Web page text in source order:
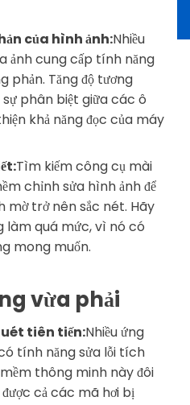
của hình ảnh:Nhiều
ảnh cung cấp tính năng
phản. Tăng độ tương
phân biệt giữa các ô
khả năng đọc của máy
Tìm kiếm công cụ mài
chỉnh sửa hình ảnh để
mờ trở nên sắc nét. Hãy
làm quá mức, vì nó có
mong muốn.
vừa phải
tiên tiến:Nhiều ứng
tính năng sửa lỗi tích
thông minh này đôi
cả các mã hơi bị